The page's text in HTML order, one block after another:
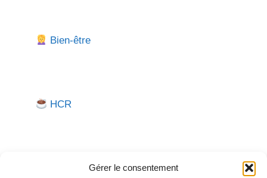
Gérer le consentement
Bien-être
HCR